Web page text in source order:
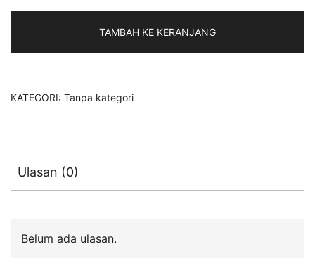
TAMBAH KE KERANJANG
KATEGORI: Tanpa kategori
Ulasan (0)
Belum ada ulasan.